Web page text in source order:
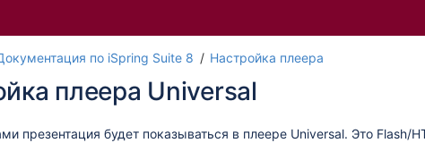
по iSpring Suite 8 Настройка плеера
плеера Universal
презентация будет показываться в плеере Universal. Это Flash/